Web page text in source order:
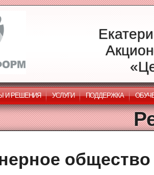
И РЕШЕНИЯ УСЛУГИ ПОДДЕРЖКА